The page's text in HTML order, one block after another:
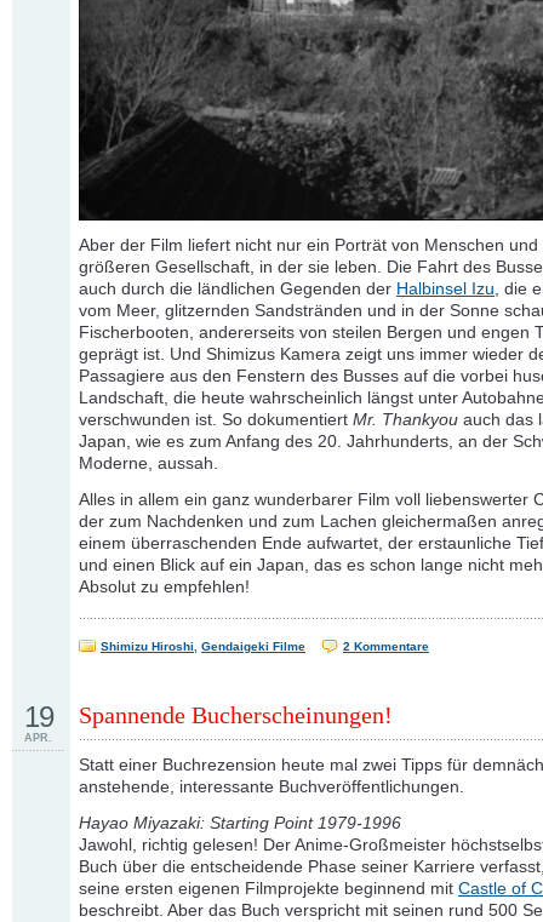
Aber der Film liefert nicht nur ein Porträt von Menschen und
größeren Gesellschaft, in der sie leben. Die Fahrt des
auch durch die ländlichen Gegenden der Halbinsel Izu, die
vom Meer, glitzernden Sandstränden und in der Sonne
Fischerbooten, andererseits von steilen Bergen und engen
geprägt ist. Und Shimizus Kamera zeigt uns immer wieder
Passagiere aus den Fenstern des Busses auf die vorbei
Landschaft, die heute wahrscheinlich längst unter
verschwunden ist. So dokumentiert Mr. Thankyou auch das
Japan, wie es zum Anfang des 20. Jahrhunderts, an der
Moderne, aussah.
Alles in allem ein ganz wunderbarer Film voll liebenswerter
der zum Nachdenken und zum Lachen gleichermaßen
einem überraschenden Ende aufwartet, der erstaunliche
und einen Blick auf ein Japan, das es schon lange nicht
Absolut zu empfehlen!
Shimizu Hiroshi Gendaigeki Filme 2 Kommentare
Spannende Bucherscheinungen!
19
APR.
Statt einer Buchrezension heute mal zwei Tipps für
anstehende, interessante Buchveröffentlichungen.
Hayao Miyazaki: Starting Point 1979-1996
Jawohl, richtig gelesen! Der Anime-Großmeister
Buch über die entscheidende Phase seiner Karriere
seine ersten eigenen Filmprojekte beginnend mit Castle of
beschreibt. Aber das Buch verspricht mit seinen rund 500